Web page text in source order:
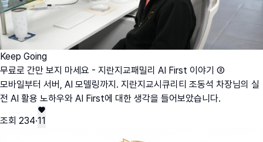
Keep Going
무료로 간만 보지 마세요 - 지란지교패밀리 AI First 이야기 ②
모바일부터 서버, AI 모델링까지. 지란지교시큐리티 조동석 차장님의 실
전 AI 활용 노하우와 AI First에 대한 생각을 들어보았습니다.
조회 234·11